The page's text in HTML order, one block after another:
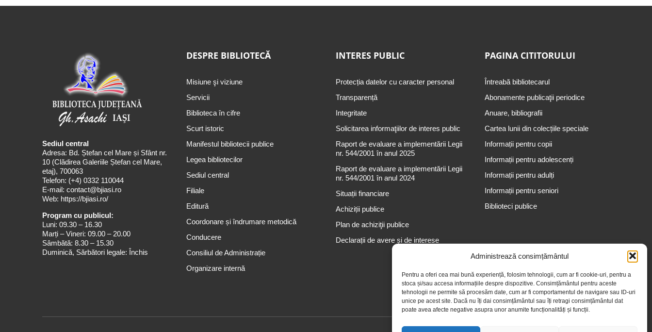
Administrează consimțământul
Pentru a oferi cea mai bună experiență, folosim tehnologii, cum ar fi cookie-uri, pentru a
stoca și/sau accesa informațiile despre dispozitive. Consimțământul pentru aceste
tehnologii ne permite să procesăm date, cum ar fi comportamentul de navigare sau ID-uri
unice pe acest site. Dacă nu îți dai consimțământul sau îți retragi consimțământul dat
poate avea afecte negative asupra unor anumite funcționalități și funcții.
Sediul central
Adresa: Bd. Ștefan cel Mare și Sfânt nr.
10 (Clădirea Galeriile Ștefan cel Mare,
etaj), 700063
Telefon: (+4) 0332 110044
E-mail: contact@bjiasi.ro
Web: https://bjiasi.ro/
Program cu publicul:
Luni: 09.30 – 16.30
Marți – Vineri: 09.00 – 20.00
Sâmbătă: 8.30 – 15.30
Duminică, Sărbători legale: Închis
DESPRE BIBLIOTECĂ
Misiune şi viziune
Servicii
Biblioteca în cifre
Scurt istoric
Manifestul bibliotecii publice
Legea bibliotecilor
Sediul central
Filiale
Editură
Coordonare și îndrumare metodică
Conducere
Consiliul de Administrație
Organizare internă
INTERES PUBLIC
Protecția datelor cu caracter personal
Transparență
Integritate
Solicitarea informaţiilor de interes public
Raport de evaluare a implementării Legii
nr. 544/2001 în anul 2025
Raport de evaluare a implementării Legii
nr. 544/2001 în anul 2024
Situații financiare
Achiziții publice
Plan de achiziţii publice
Declarații de avere și de interese
PAGINA CITITORULUI
Întreabă bibliotecarul
Abonamente publicaţii periodice
Anuare, bibliografii
Cartea lunii din colecțiile speciale
Informații pentru copii
Informații pentru adolescenți
Informații pentru adulți
Informații pentru seniori
Biblioteci publice